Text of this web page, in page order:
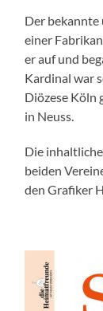
Der bekannte
einer
er auf und
Kardinal war
Diözese Köln
in Neuss.
Die
beiden
den Grafiker